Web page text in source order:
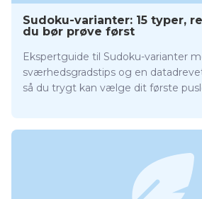
Sudoku-varianter: 15 typer,
du bør prøve først
Ekspertguide til Sudoku-varianter
sværhedsgradstips og en
så du trygt kan vælge dit første